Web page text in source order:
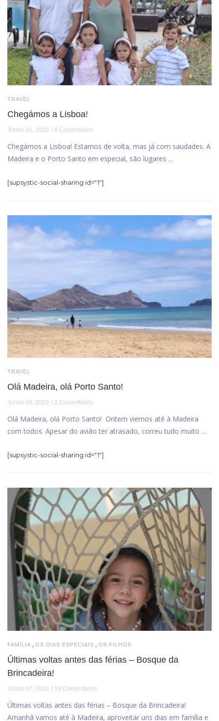
TRAVEL
Chegámos a Lisboa!
Junho 16, 2019 0 Comentários
Chegámos a Lisboa! Estamos de volta, mas já com saudades. A
Madeira e o Porto Santo em especial, são lugares …
[supsystic-social-sharing id="1"]
TRAVEL
Olá Madeira, olá Porto Santo!
Junho 09, 2019 2 Comentários
Olá Madeira, olá Porto Santo! Ontem viemos até à Madeira
com todos. Apesar do avião ter atrasado, correu tudo muito …
[supsystic-social-sharing id="1"]
FAMÍLIA OS DIAS ESPECIAIS OS FILHOS
Últimas voltas antes das férias – Bosque da
Brincadeira!
Junho 07, 2019 13 Comentários
Últimas voltas antes das férias – Bosque da Brincadeira!
Amanhã vamos até à Madeira, aproveitar uns dias em família e